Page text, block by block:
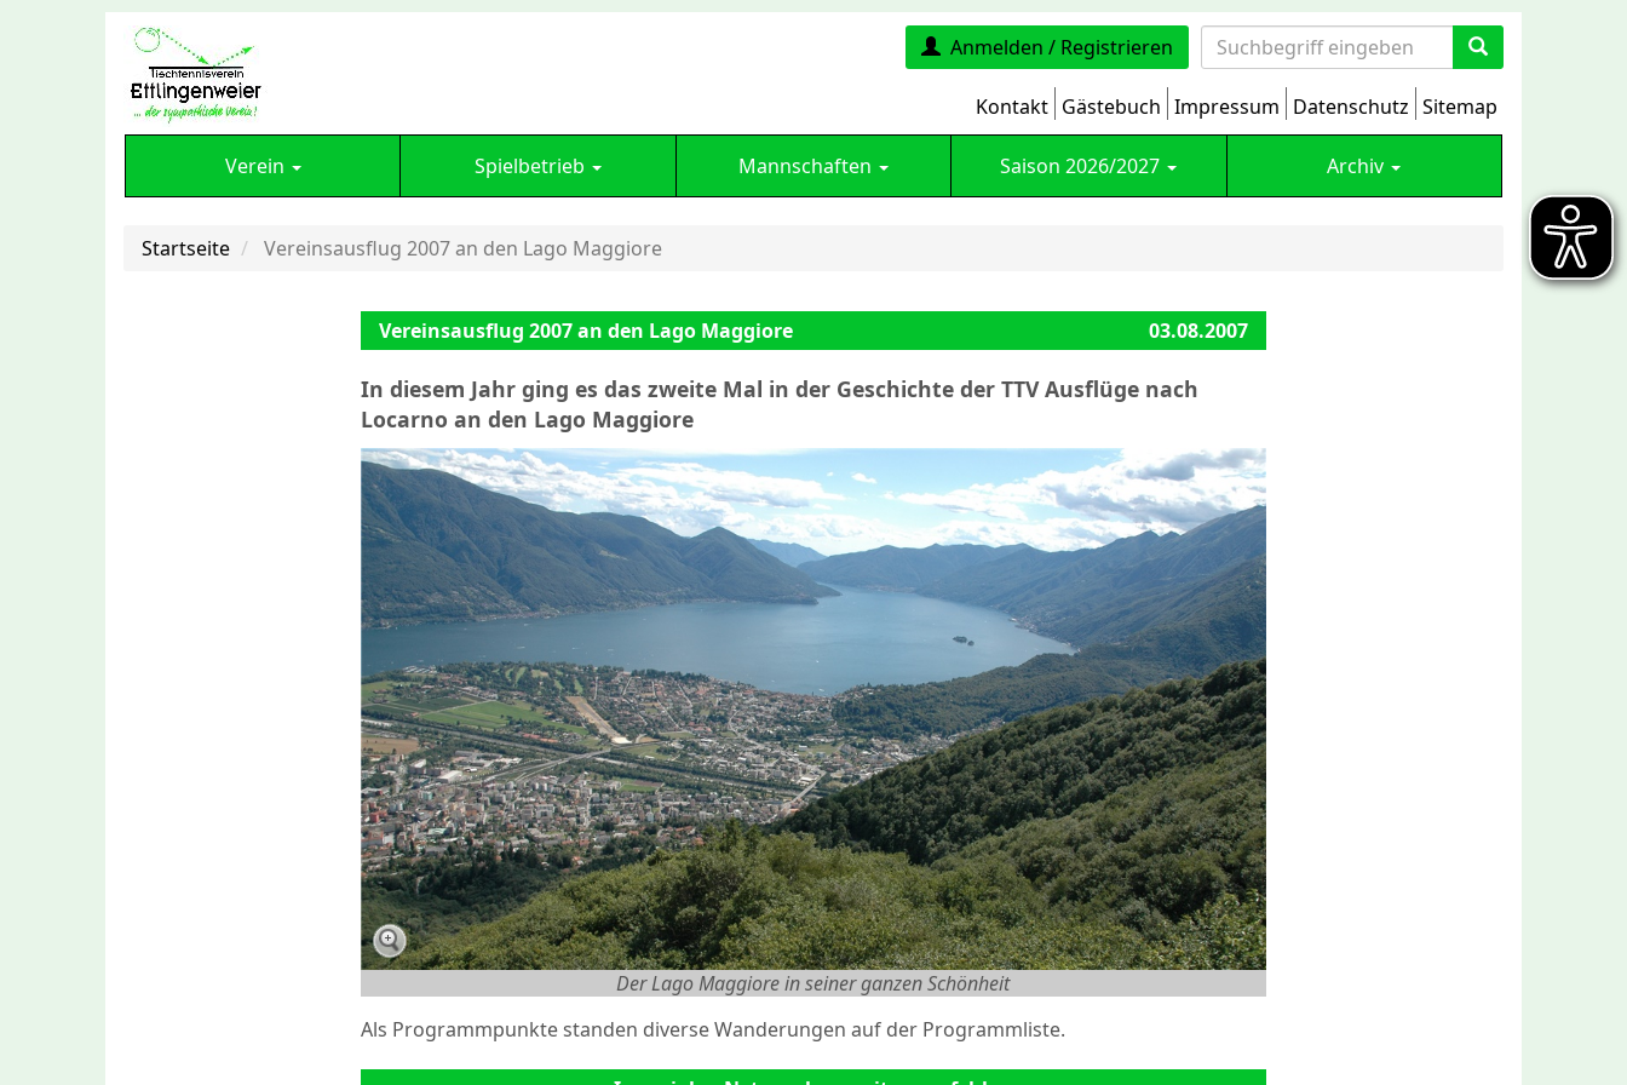
Anmelden / Registrieren
Kontakt Gästebuch Impressum Datenschutz Sitemap
Verein Spielbetrieb Mannschaften Saison 2026/2027 Archiv
Startseite Vereinsausflug 2007 an den Lago Maggiore
Vereinsausflug 2007 an den Lago Maggiore 03.08.2007
In diesem Jahr ging es das zweite Mal in der Geschichte der TTV Ausflüge nach
Locarno an den Lago Maggiore
Der Lago Maggiore in seiner ganzen Schönheit
Als Programmpunkte standen diverse Wanderungen auf der Programmliste.